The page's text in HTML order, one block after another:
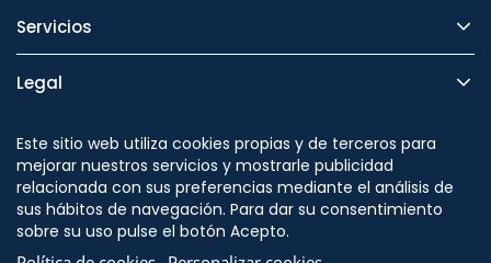
Servicios
Legal
Seguridad
Este sitio web utiliza cookies propias y de terceros para
mejorar nuestros servicios y mostrarle publicidad
relacionada con sus preferencias mediante el análisis de
sus hábitos de navegación. Para dar su consentimiento
sobre su uso pulse el botón Acepto.
Síguenos en